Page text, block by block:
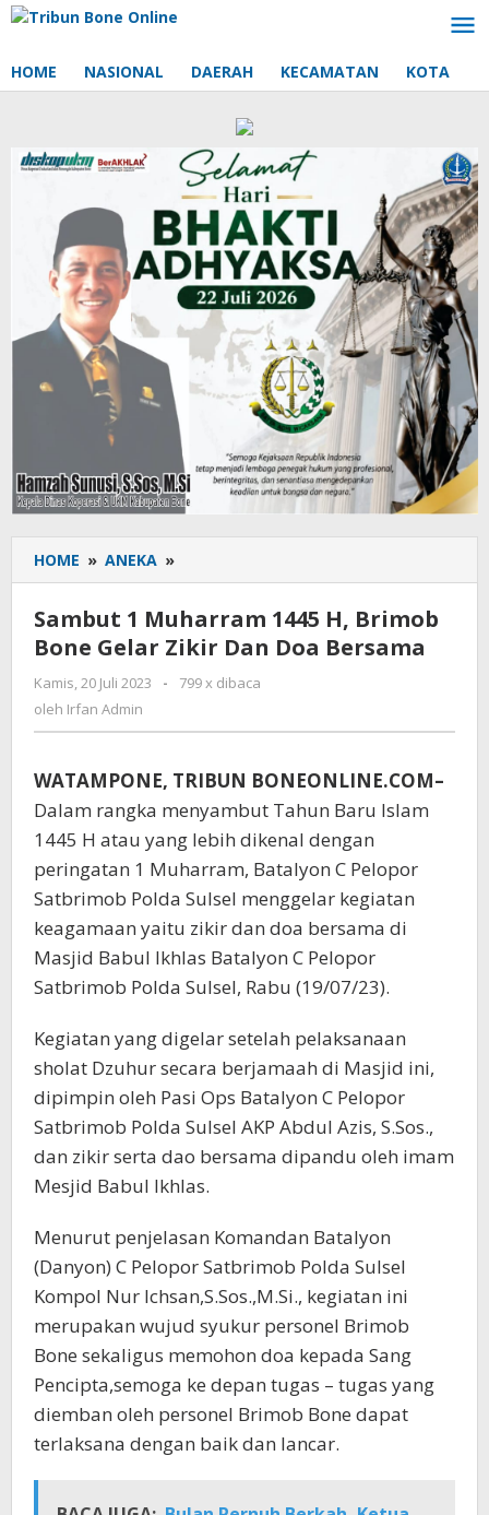
Lewati
HOME NASIONAL DAERAH KECAMATAN KOTA
HOME » ANEKA »
1
Muharram
1445
H,
Brimob
Doa
Bersama
Sambut 1 Muharram 1445 H, Brimob
Bone Gelar Zikir Dan Doa Bersama
Kamis, 20 Juli 2023
oleh
-
799 x dibaca
oleh Irfan Admin
WATAMPONE, TRIBUN BONEONLINE.COM–
Dalam rangka menyambut Tahun Baru Islam
1445 H atau yang lebih dikenal dengan
peringatan 1 Muharram, Batalyon C Pelopor
Satbrimob Polda Sulsel menggelar kegiatan
keagamaan yaitu zikir dan doa bersama di
Masjid Babul Ikhlas Batalyon C Pelopor
Satbrimob Polda Sulsel, Rabu (19/07/23).
Kegiatan yang digelar setelah pelaksanaan
sholat Dzuhur secara berjamaah di Masjid ini,
dipimpin oleh Pasi Ops Batalyon C Pelopor
Satbrimob Polda Sulsel AKP Abdul Azis, S.Sos.,
dan zikir serta dao bersama dipandu oleh imam
Mesjid Babul Ikhlas.
Menurut penjelasan Komandan Batalyon
(Danyon) C Pelopor Satbrimob Polda Sulsel
Kompol Nur Ichsan,S.Sos.,M.Si., kegiatan ini
merupakan wujud syukur personel Brimob
Bone sekaligus memohon doa kepada Sang
Pencipta,semoga ke depan tugas – tugas yang
diemban oleh personel Brimob Bone dapat
terlaksana dengan baik dan lancar.